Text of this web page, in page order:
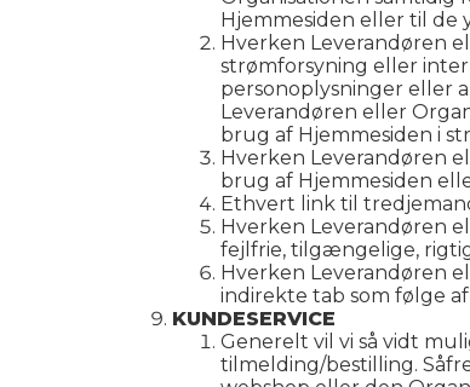
Hjemmesiden eller til de
Hverken Leverandøren
strømforsyning eller
personoplysninger eller
Leverandøren eller
brug af Hjemmesiden i
Hverken Leverandøren
brug af Hjemmesiden
Ethvert link til
Hverken Leverandøren
fejlfrie, tilgængelige,
Hverken Leverandøren
indirekte tab som følge
KUNDESERVICE
Generelt vil vi så vidt
tilmelding/bestilling.